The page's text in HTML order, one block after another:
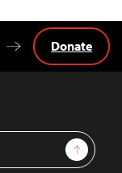
Sign Up
Donate